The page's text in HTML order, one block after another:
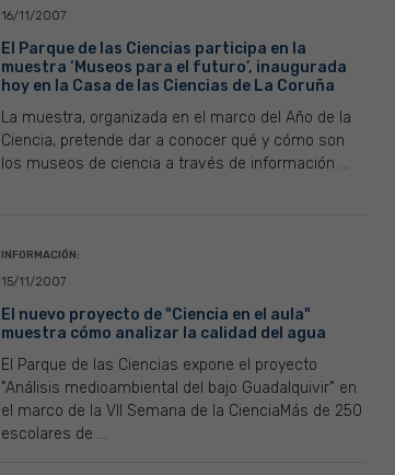
16/11/2007
El Parque de las Ciencias participa en la
muestra ‘Museos para el futuro’, inaugurada
hoy en la Casa de las Ciencias de La Coruña
La muestra, organizada en el marco del Año de la
Ciencia, pretende dar a conocer qué y cómo son
los museos de ciencia a través de información ...
INFORMACIÓN:
15/11/2007
El nuevo proyecto de "Ciencia en el aula"
muestra cómo analizar la calidad del agua
El Parque de las Ciencias expone el proyecto
"Análisis medioambiental del bajo Guadalquivir" en
el marco de la VII Semana de la CienciaMás de 250
escolares de ...